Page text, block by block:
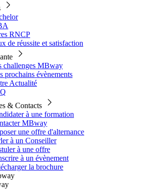
RNCP
de réussite et satisfaction
challenges MBway
prochains évènements
Actualité
& Contacts
à une formation
MBway
une offre d'alternance
à un Conseiller
à une offre
à un évènement
la brochure